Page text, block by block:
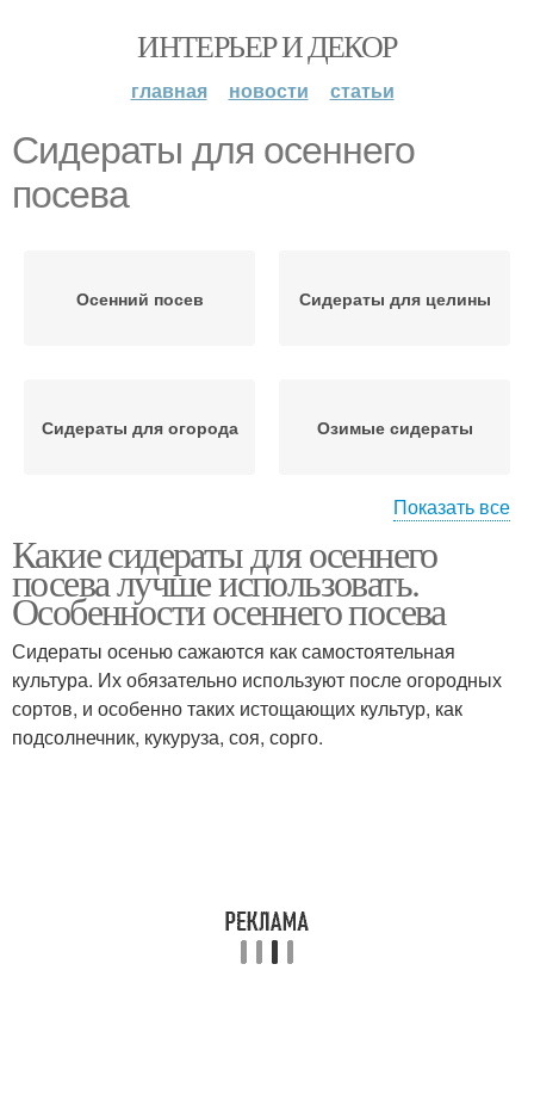
ИНТЕРЬЕР И ДЕКОР
главная новости статьи
Сидераты для осеннего
посева
Осенний посев Сидераты для целины
Сидераты для огорода Озимые сидераты
сидерат
Показать все
Какие сидераты для осеннего
посева лучше использовать.
Особенности осеннего посева
Сидераты осенью сажаются как самостоятельная
культура. Их обязательно используют после огородных
сортов, и особенно таких истощающих культур, как
подсолнечник, кукуруза, соя, сорго.